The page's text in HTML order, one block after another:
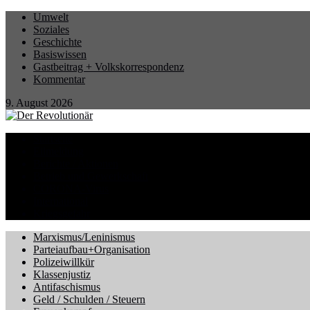
Umwelt
Soziales
Geschichte
Basiswissen
Gastbeitrag + Volkskorrespondenz
Kommentar
9. August 2026
Marxismus/Leninismus
Parteiaufbau+Organisation
Polizeiwillkür
Klassenjustiz
Antifaschismus
Geld / Schulden / Steuern